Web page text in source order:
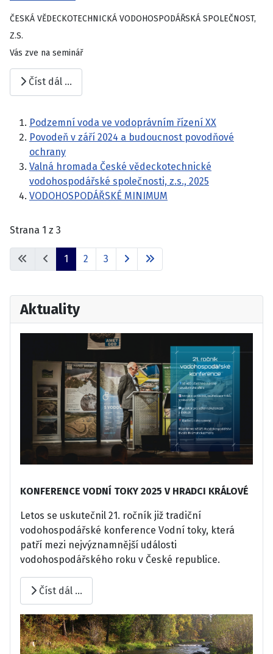
ČESKÁ VĚDECKOTECHNICKÁ VODOHOSPODÁŘSKÁ SPOLEČNOST,
Z.S.
Vás zve na seminář
Číst dál …
Podzemní voda ve vodoprávním řízení XX
Povodeň v září 2024 a budoucnost povodňové
ochrany
Valná hromada České vědeckotechnické
vodohospodářské společnosti, z.s., 2025
VODOHOSPODÁŘSKÉ MINIMUM
Strana 1 z 3
1 2 3
Aktuality
KONFERENCE VODNÍ TOKY 2025 V HRADCI KRÁLOVÉ
Letos se uskutečnil 21. ročník již tradiční
vodohospodářské konference Vodní toky, která
patří mezi nejvýznamnější události
vodohospodářského roku v České republice.
Číst dál …